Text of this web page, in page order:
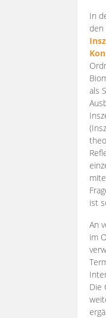
In
den
als
ist
An
im
Die